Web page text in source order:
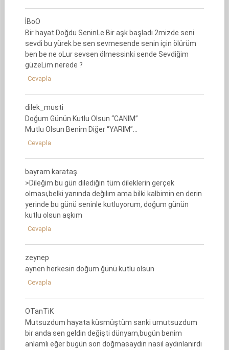
İBoO
Bir hayat Doğdu SeninLe Bir aşk başladı 2mizde seni
sevdi bu yürek be sen sevmesende senin için ölürüm
ben be ne oLur sevsen ölmessinki sende Sevdiğim
güzeLim nerede ?
Cevapla
dilek_musti
Doğum Günün Kutlu Olsun “CANIM”
Mutlu Olsun Benim Diğer “YARIM”…
Cevapla
bayram karataş
>Dileğim bu gün dilediğin tüm dileklerin gerçek
olması,belki yanında değilim ama bilki kalbimin en derin
yerinde bu günü seninle kutluyorum, doğum günün
kutlu olsun aşkım
Cevapla
zeynep
aynen herkesin doğum ğünü kutlu olsun
Cevapla
OTanTiK
Mutsuzdum hayata küsmüştüm sanki umutsuzdum
bir anda sen geldin değişti dünyam,bugün benim
anlamlı eğer bugün son doğmasaydın nasıl aydınlanırdı